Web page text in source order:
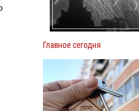
Главное сегодня